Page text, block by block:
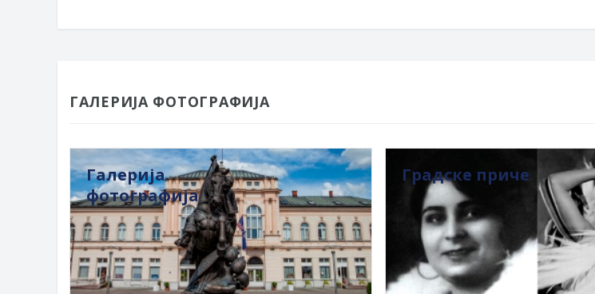
ГАЛЕРИЈА ФОТОГРАФИЈА
Галерија
фотографија
Градске приче